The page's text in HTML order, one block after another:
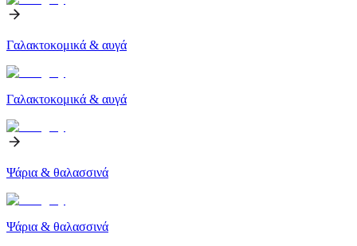
Γαλακτοκομικά & αυγά
Γαλακτοκομικά & αυγά
Ψάρια & θαλασσινά
Ψάρια & θαλασσινά